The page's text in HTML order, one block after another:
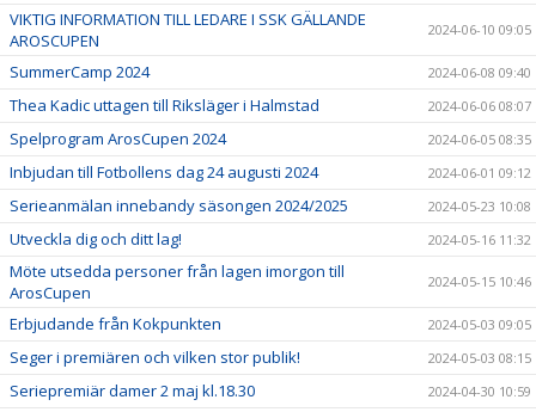
VIKTIG INFORMATION TILL LEDARE I SSK GÄLLANDE
AROSCUPEN
2024-06-10 09:05
SummerCamp 2024 2024-06-08 09:40
Thea Kadic uttagen till Riksläger i Halmstad 2024-06-06 08:07
Spelprogram ArosCupen 2024 2024-06-05 08:35
Inbjudan till Fotbollens dag 24 augusti 2024 2024-06-01 09:12
Serieanmälan innebandy säsongen 2024/2025 2024-05-23 10:08
Utveckla dig och ditt lag! 2024-05-16 11:32
Möte utsedda personer från lagen imorgon till
ArosCupen
2024-05-15 10:46
Erbjudande från Kokpunkten 2024-05-03 09:05
Seger i premiären och vilken stor publik! 2024-05-03 08:15
Seriepremiär damer 2 maj kl.18.30 2024-04-30 10:59